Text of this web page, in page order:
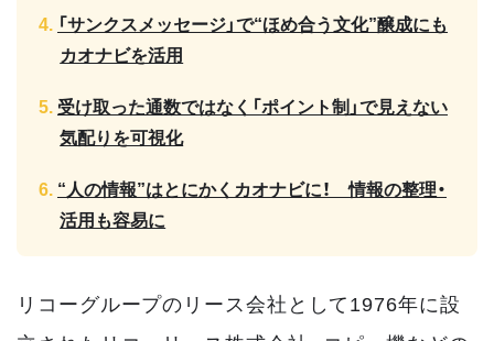
「サンクスメッセージ」で“ほめ合う文化”醸成にも
カオナビを活用
受け取った通数ではなく「ポイント制」で見えない
気配りを可視化
“人の情報”はとにかくカオナビに！ 情報の整理・
活用も容易に
リコーグループのリース会社として1976年に設